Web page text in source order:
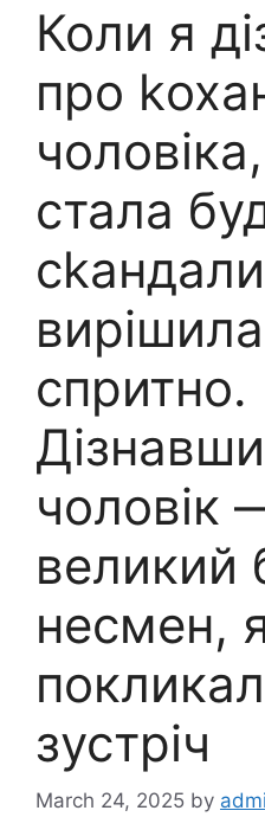
Коли я
про
стала
спритно.
чоловік
великий
несмен,
зустріч
March 24, 2025 by